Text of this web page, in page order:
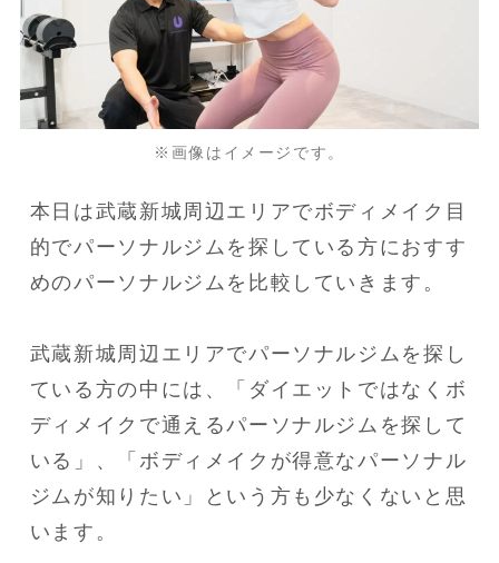
※画像はイメージです。
本日は武蔵新城周辺エリアでボディメイク目
的でパーソナルジムを探している方におすす
めのパーソナルジムを比較していきます。
武蔵新城周辺エリアでパーソナルジムを探し
ている方の中には、「ダイエットではなくボ
ディメイクで通えるパーソナルジムを探して
いる」、「ボディメイクが得意なパーソナル
ジムが知りたい」という方も少なくないと思
います。